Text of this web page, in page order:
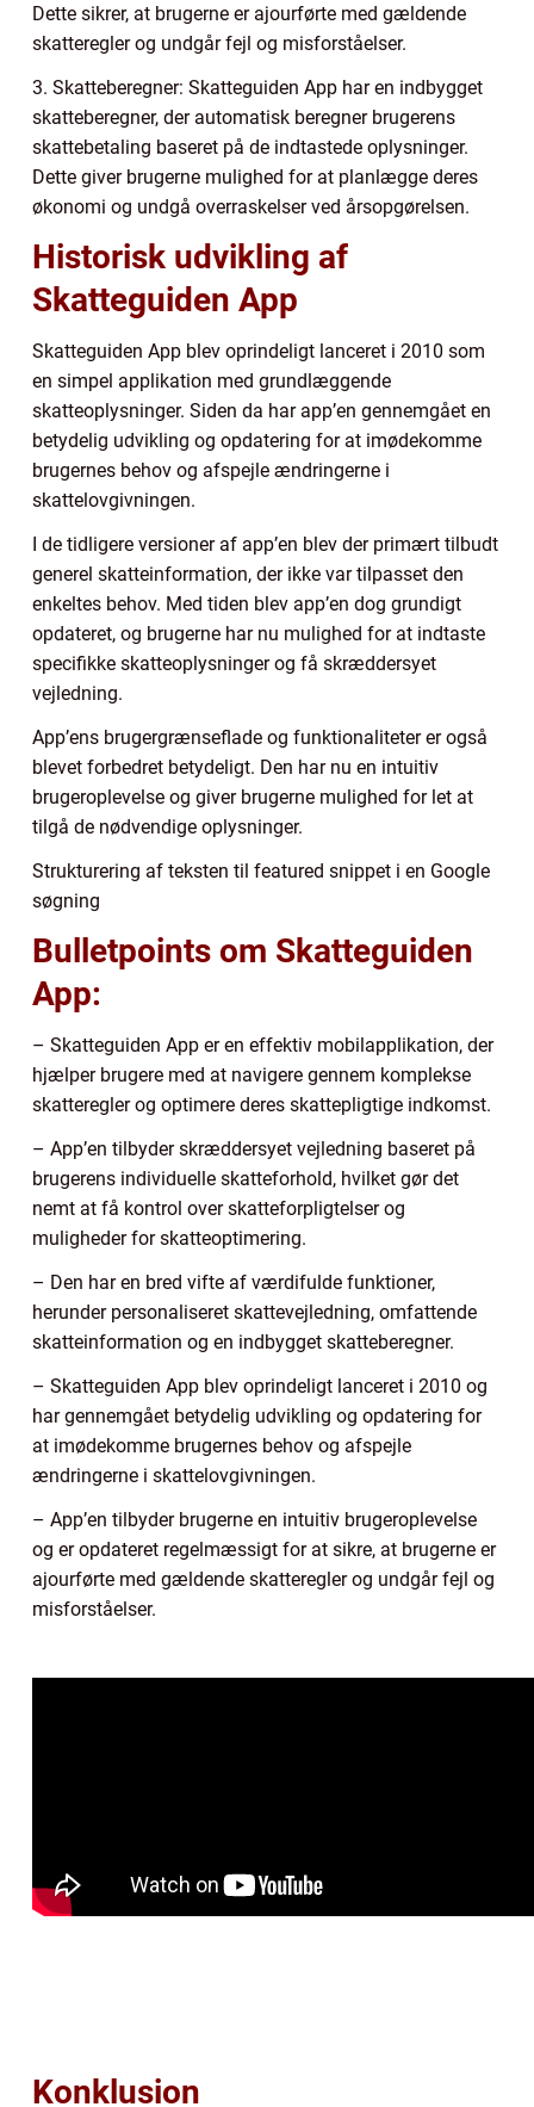
Dette sikrer, at brugerne er ajourførte med gældende
skatteregler og undgår fejl og misforståelser.
3. Skatteberegner: Skatteguiden App har en indbygget
skatteberegner, der automatisk beregner brugerens
skattebetaling baseret på de indtastede oplysninger.
Dette giver brugerne mulighed for at planlægge deres
økonomi og undgå overraskelser ved årsopgørelsen.
Historisk udvikling af
Skatteguiden App
Skatteguiden App blev oprindeligt lanceret i 2010 som
en simpel applikation med grundlæggende
skatteoplysninger. Siden da har app’en gennemgået en
betydelig udvikling og opdatering for at imødekomme
brugernes behov og afspejle ændringerne i
skattelovgivningen.
I de tidligere versioner af app’en blev der primært tilbudt
generel skatteinformation, der ikke var tilpasset den
enkeltes behov. Med tiden blev app’en dog grundigt
opdateret, og brugerne har nu mulighed for at indtaste
specifikke skatteoplysninger og få skræddersyet
vejledning.
App’ens brugergrænseflade og funktionaliteter er også
blevet forbedret betydeligt. Den har nu en intuitiv
brugeroplevelse og giver brugerne mulighed for let at
tilgå de nødvendige oplysninger.
Strukturering af teksten til featured snippet i en Google
søgning
Bulletpoints om Skatteguiden
App:
– Skatteguiden App er en effektiv mobilapplikation, der
hjælper brugere med at navigere gennem komplekse
skatteregler og optimere deres skattepligtige indkomst.
– App’en tilbyder skræddersyet vejledning baseret på
brugerens individuelle skatteforhold, hvilket gør det
nemt at få kontrol over skatteforpligtelser og
muligheder for skatteoptimering.
– Den har en bred vifte af værdifulde funktioner,
herunder personaliseret skattevejledning, omfattende
skatteinformation og en indbygget skatteberegner.
– Skatteguiden App blev oprindeligt lanceret i 2010 og
har gennemgået betydelig udvikling og opdatering for
at imødekomme brugernes behov og afspejle
ændringerne i skattelovgivningen.
– App’en tilbyder brugerne en intuitiv brugeroplevelse
og er opdateret regelmæssigt for at sikre, at brugerne er
ajourførte med gældende skatteregler og undgår fejl og
misforståelser.
Konklusion